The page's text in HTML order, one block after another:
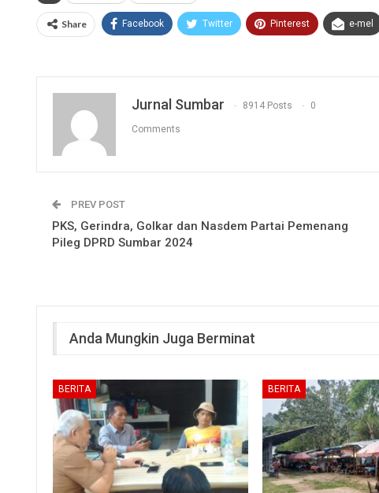
Share Facebook Twitter Pinterest e-mel
Jurnal Sumbar 8914 Posts 0
Comments
PREV POST
PKS, Gerindra, Golkar dan Nasdem Partai Pemenang
Pileg DPRD Sumbar 2024
Anda Mungkin Juga Berminat
BERITA BERITA